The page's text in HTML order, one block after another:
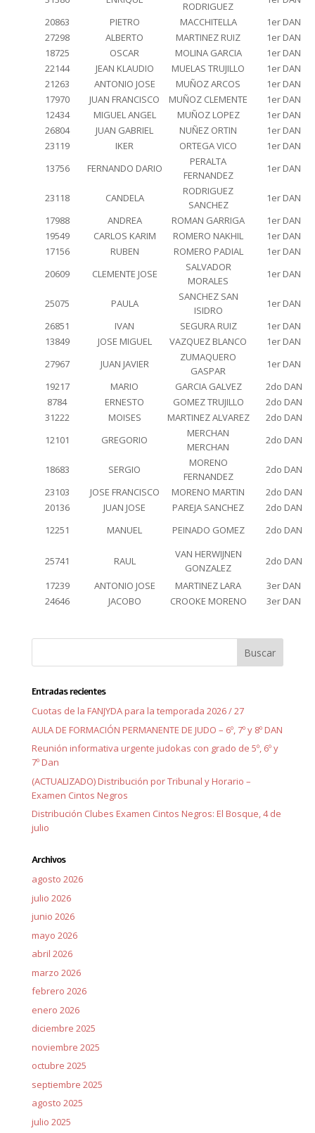
RODRIGUEZ
20863
PIETRO MACCHITELLA
1er DAN
27298
ALBERTO MARTINEZ RUIZ
1er DAN
18725
OSCAR MOLINA GARCIA
1er DAN
22144
JEAN KLAUDIO MUELAS TRUJILLO
1er DAN
21263
ANTONIO JOSE MUÑOZ ARCOS
1er DAN
17970
JUAN FRANCISCO MUÑOZ CLEMENTE
1er DAN
12434
MIGUEL ANGEL MUÑOZ LOPEZ
1er DAN
26804
JUAN GABRIEL NUÑEZ ORTIN
1er DAN
23119
IKER ORTEGA VICO
1er DAN
13756
FERNANDO DARIO
PERALTA
FERNANDEZ
1er DAN
23118 CANDELA
RODRIGUEZ
SANCHEZ
1er DAN
17988
ANDREA ROMAN GARRIGA
1er DAN
19549
CARLOS KARIM ROMERO NAKHIL
1er DAN
17156
RUBEN ROMERO PADIAL
1er DAN
20609
CLEMENTE JOSE
SALVADOR
MORALES
1er DAN
25075 PAULA
SANCHEZ SAN
ISIDRO
1er DAN
26851
IVAN SEGURA RUIZ
1er DAN
13849
JOSE MIGUEL VAZQUEZ BLANCO
1er DAN
27967
JUAN JAVIER
ZUMAQUERO
GASPAR
1er DAN
19217
MARIO GARCIA GALVEZ
2do DAN
8784
ERNESTO GOMEZ TRUJILLO
2do DAN
31222
MOISES MARTINEZ ALVAREZ
2do DAN
12101
GREGORIO
MERCHAN
MERCHAN
2do DAN
18683 SERGIO
MORENO
FERNANDEZ
2do DAN
23103
JOSE FRANCISCO MORENO MARTIN
2do DAN
20136
JUAN JOSE PAREJA SANCHEZ
2do DAN
12251
MANUEL PEINADO GOMEZ 2do DAN
25741 RAUL
VAN HERWIJNEN
GONZALEZ
2do DAN
17239
ANTONIO JOSE MARTINEZ LARA
3er DAN
24646
JACOBO CROOKE MORENO 3er DAN
Entradas recientes
Cuotas de la FANJYDA para la temporada 2026 / 27
AULA DE FORMACIÓN PERMANENTE DE JUDO – 6º, 7º y 8º DAN
Reunión informativa urgente judokas con grado de 5º, 6º y
7º Dan
(ACTUALIZADO) Distribución por Tribunal y Horario –
Examen Cintos Negros
Distribución Clubes Examen Cintos Negros: El Bosque, 4 de
julio
Archivos
agosto 2026
julio 2026
junio 2026
mayo 2026
abril 2026
marzo 2026
febrero 2026
enero 2026
diciembre 2025
noviembre 2025
octubre 2025
septiembre 2025
agosto 2025
julio 2025